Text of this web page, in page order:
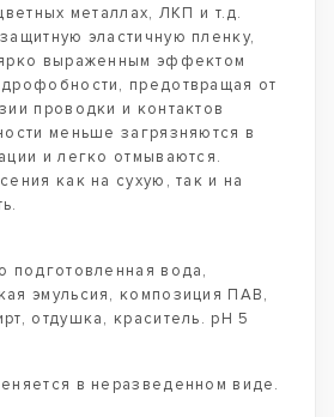
металлах, ЛКП и т.д.
эластичную пленку,
выраженным эффектом
предотвращая от
проводки и контактов
меньше загрязняются в
и легко отмываются.
как на сухую, так и на
подготовленная вода,
эмульсия, композиция ПАВ,
отдушка, краситель. pH 5
в неразведенном виде.